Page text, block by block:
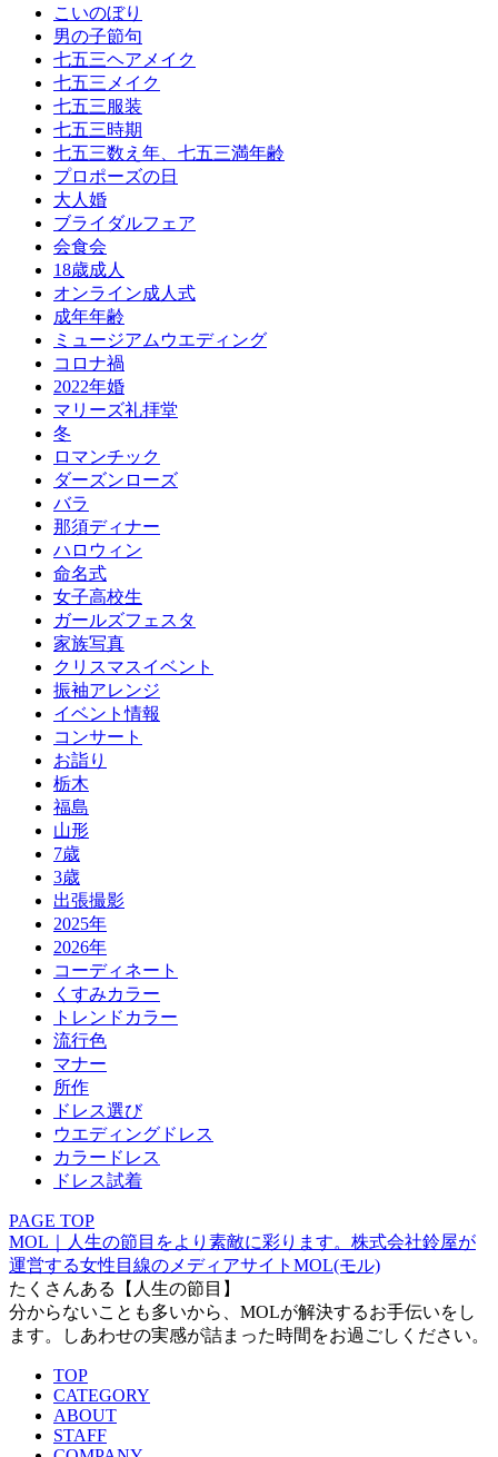
こいのぼり
男の子節句
七五三ヘアメイク
七五三メイク
七五三服装
七五三時期
七五三数え年、七五三満年齢
プロポーズの日
大人婚
ブライダルフェア
会食会
18歳成人
オンライン成人式
成年年齢
ミュージアムウエディング
コロナ禍
2022年婚
マリーズ礼拝堂
冬
ロマンチック
ダーズンローズ
バラ
那須ディナー
ハロウィン
命名式
女子高校生
ガールズフェスタ
家族写真
クリスマスイベント
振袖アレンジ
イベント情報
コンサート
お詣り
栃木
福島
山形
7歳
3歳
出張撮影
2025年
2026年
コーディネート
くすみカラー
トレンドカラー
流行色
マナー
所作
ドレス選び
ウエディングドレス
カラードレス
ドレス試着
PAGE TOP
MOL｜人生の節目をより素敵に彩ります。株式会社鈴屋が
運営する女性目線のメディアサイトMOL(モル)
たくさんある【人生の節目】
分からないことも多いから、MOLが解決するお手伝いをし
ます。しあわせの実感が詰まった時間をお過ごしください。
TOP
CATEGORY
ABOUT
STAFF